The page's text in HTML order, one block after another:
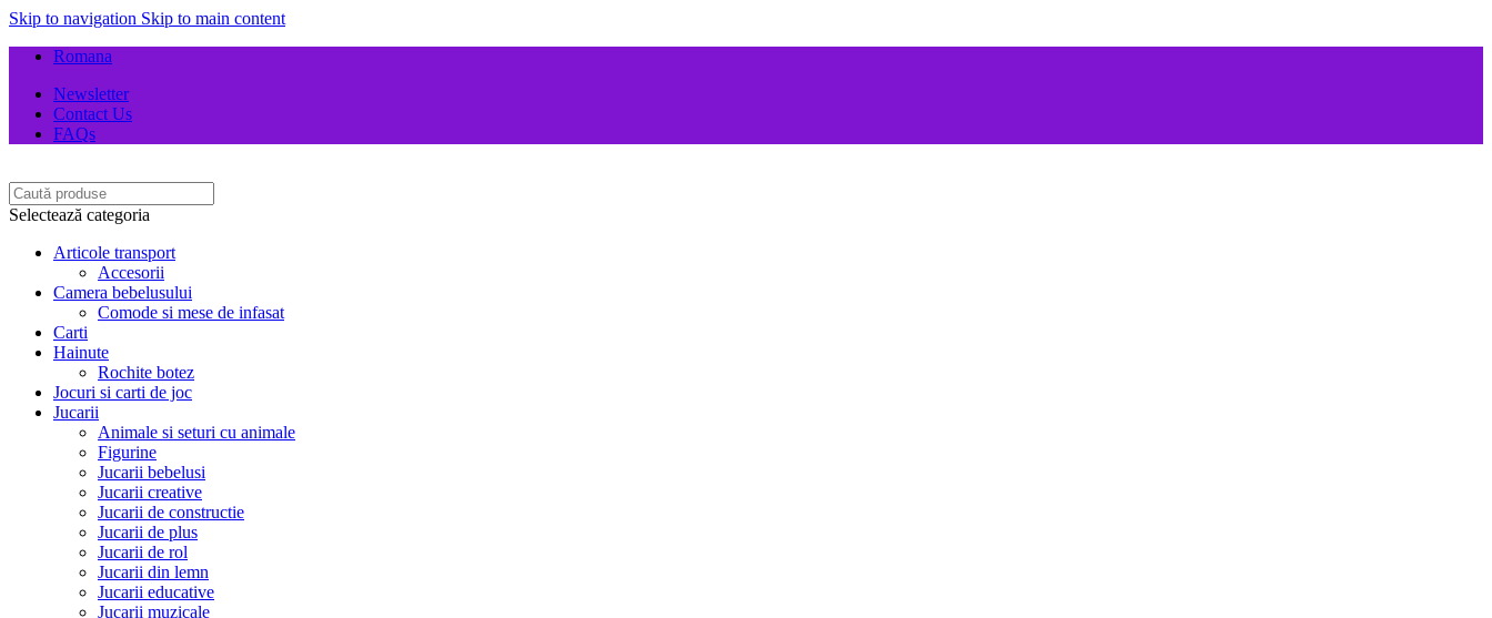
Skip to navigation Skip to main content
Romana
Newsletter
Contact Us
FAQs
Selectează categoria
Articole transport
Accesorii
Camera bebelusului
Comode si mese de infasat
Carti
Hainute
Rochite botez
Jocuri si carti de joc
Jucarii
Animale si seturi cu animale
Figurine
Jucarii bebelusi
Jucarii creative
Jucarii de constructie
Jucarii de plus
Jucarii de rol
Jucarii din lemn
Jucarii educative
Jucarii muzicale